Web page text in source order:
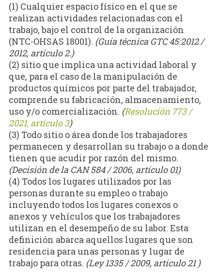
(1) Cualquier espacio físico en el que se
realizan actividades relacionadas con el
trabajo, bajo el control de la organización
(NTC-OHSAS 18001). (Guía técnica GTC 45:2012 /
2012, artículo 2.)
(2) sitio que implica una actividad laboral y
que, para el caso de la manipulación de
productos químicos por parte del trabajador,
comprende su fabricación, almacenamiento,
uso y/o comercialización. (Resolución 773 /
2021, artículo 3)
(3) Todo sitio o área donde los trabajadores
permanecen y desarrollan su trabajo o a donde
tienen que acudir por razón del mismo.
(Decisión de la CAN 584 / 2006, artículo 01)
(4) Todos los lugares utilizados por las
personas durante su empleo o trabajo
incluyendo todos los lugares conexos o
anexos y vehículos que los trabajadores
utilizan en el desempeño de su labor. Esta
definición abarca aquellos lugares que son
residencia para unas personas y lugar de
trabajo para otras. (Ley 1335 / 2009, artículo 21 )